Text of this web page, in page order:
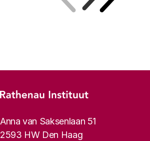
Footer-menu
Rathenau logo, naar de homepage
Contactinformatie
Anna van Saksenlaan 51
2593 HW Den Haag